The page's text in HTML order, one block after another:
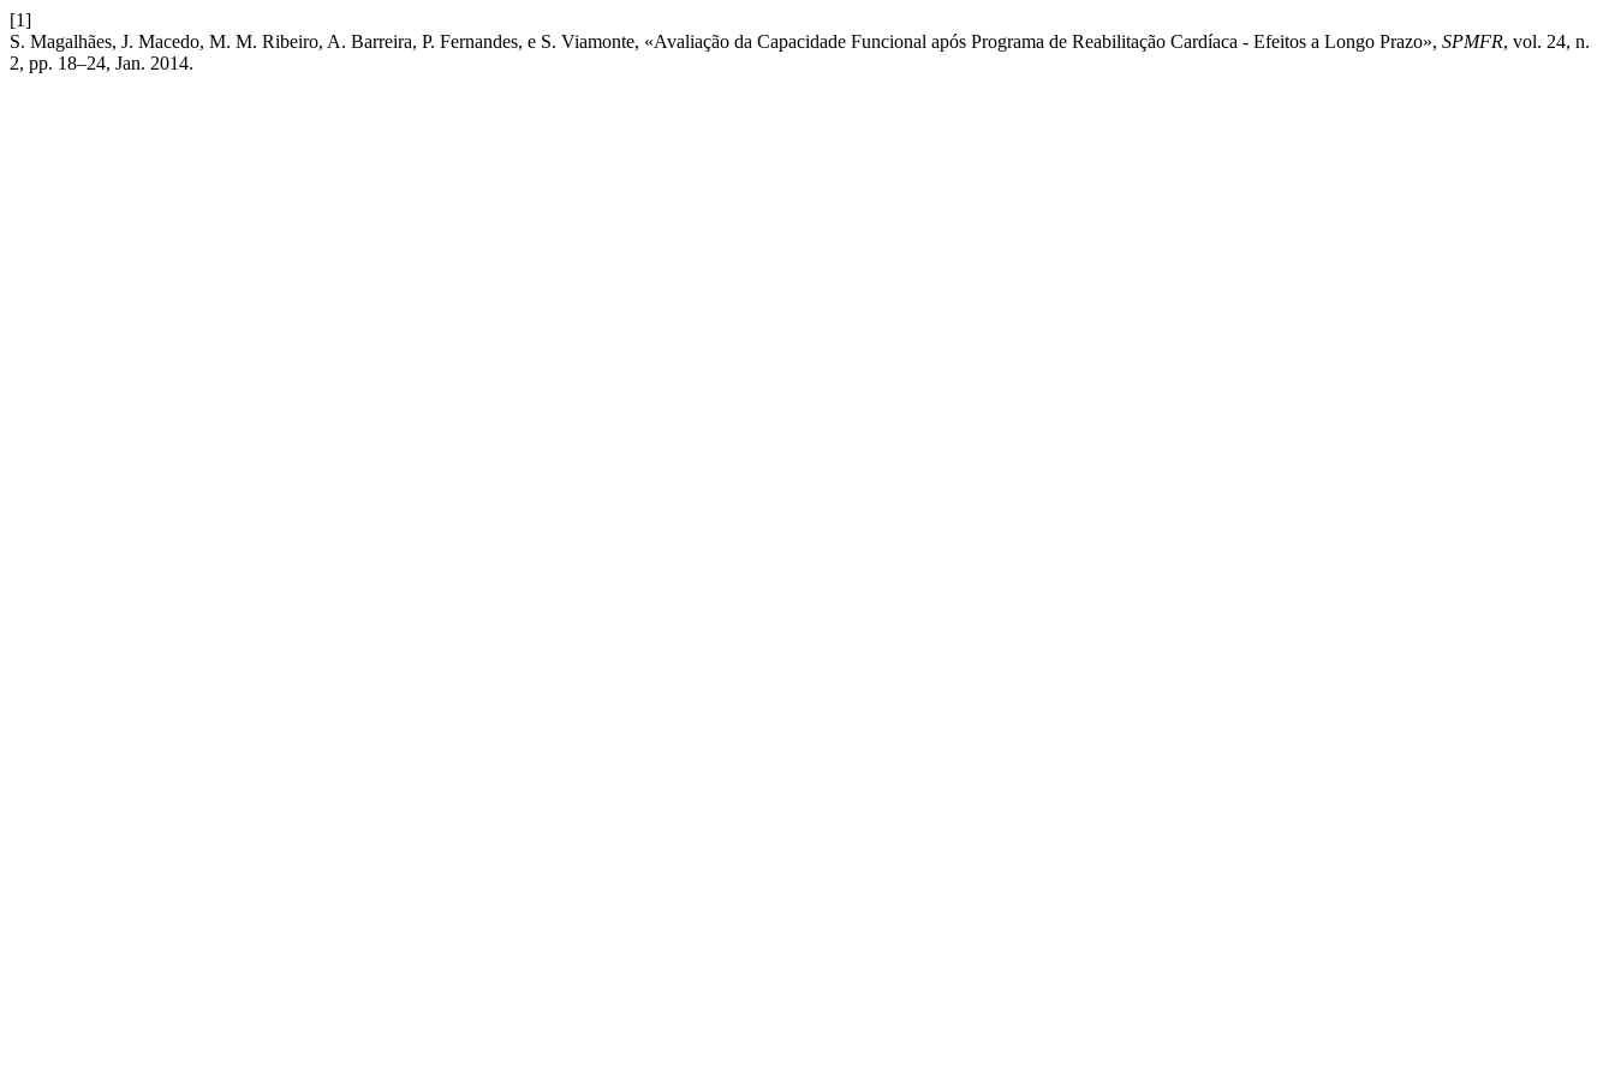
[1]
S. Magalhães, J. Macedo, M. M. Ribeiro, A. Barreira, P. Fernandes, e S. Viamonte, «Avaliação da Capacidade Funcional após Programa de Reabilitação Cardíaca - Efeitos a Longo Prazo», SPMFR, vol. 24, n.
2, pp. 18–24, Jan. 2014.